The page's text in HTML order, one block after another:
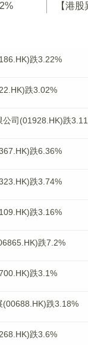
【港
跌3.22%
跌3.02%
公司(01928.HK)跌
跌6.36%
跌3.74%
跌3.16%
跌7.2%
跌3.1%
(00688.HK)跌3.18%
跌3.6%